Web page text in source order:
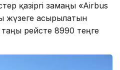
қазіргі замаңғы «Airbus
жүзеге асырылатын
рейсте 8990 теңге